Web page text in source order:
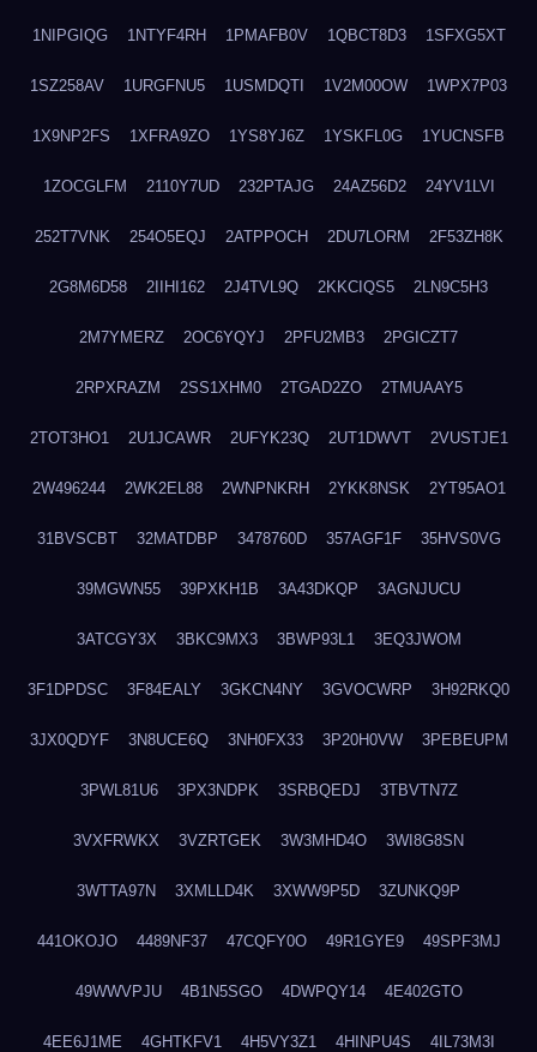
1NIPGIQG 1NTYF4RH 1PMAFB0V 1QBCT8D3 1SFXG5XT
1SZ258AV 1URGFNU5 1USMDQTI 1V2M00OW 1WPX7P03
1X9NP2FS 1XFRA9ZO 1YS8YJ6Z 1YSKFL0G 1YUCNSFB
1ZOCGLFM 2110Y7UD 232PTAJG 24AZ56D2 24YV1LVI
252T7VNK 254O5EQJ 2ATPPOCH 2DU7LORM 2F53ZH8K
2G8M6D58 2IIHI162 2J4TVL9Q 2KKCIQS5 2LN9C5H3
2M7YMERZ 2OC6YQYJ 2PFU2MB3 2PGICZT7
2RPXRAZM 2SS1XHM0 2TGAD2ZO 2TMUAAY5
2TOT3HO1 2U1JCAWR 2UFYK23Q 2UT1DWVT 2VUSTJE1
2W496244 2WK2EL88 2WNPNKRH 2YKK8NSK 2YT95AO1
31BVSCBT 32MATDBP 3478760D 357AGF1F 35HVS0VG
39MGWN55 39PXKH1B 3A43DKQP 3AGNJUCU
3ATCGY3X 3BKC9MX3 3BWP93L1 3EQ3JWOM
3F1DPDSC 3F84EALY 3GKCN4NY 3GVOCWRP 3H92RKQ0
3JX0QDYF 3N8UCE6Q 3NH0FX33 3P20H0VW 3PEBEUPM
3PWL81U6 3PX3NDPK 3SRBQEDJ 3TBVTN7Z
3VXFRWKX 3VZRTGEK 3W3MHD4O 3WI8G8SN
3WTTA97N 3XMLLD4K 3XWW9P5D 3ZUNKQ9P
441OKOJO 4489NF37 47CQFY0O 49R1GYE9 49SPF3MJ
49WWVPJU 4B1N5SGO 4DWPQY14 4E402GTO
4EE6J1ME 4GHTKFV1 4H5VY3Z1 4HINPU4S 4IL73M3I